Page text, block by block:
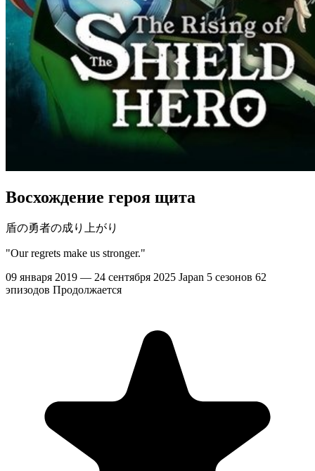
Восхождение героя щита
盾の勇者の成り上がり
"Our regrets make us stronger."
09 января 2019 — 24 сентября 2025 Japan 5 сезонов 62
эпизодов Продолжается